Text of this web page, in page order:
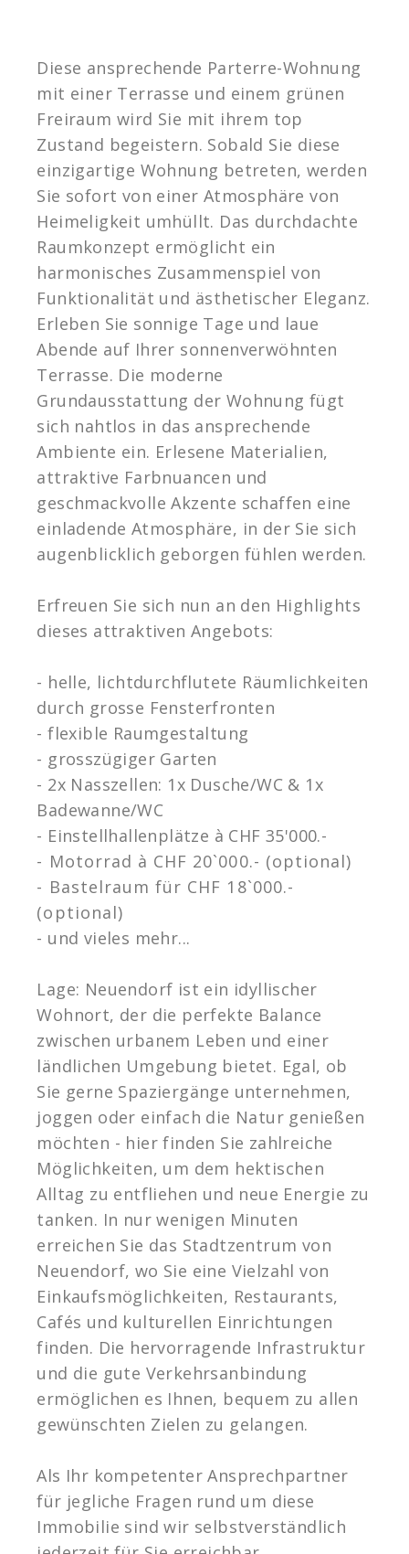
Diese ansprechende Parterre-Wohnung
mit einer Terrasse und einem grünen
Freiraum wird Sie mit ihrem top
Zustand begeistern. Sobald Sie diese
einzigartige Wohnung betreten, werden
Sie sofort von einer Atmosphäre von
Heimeligkeit umhüllt. Das durchdachte
Raumkonzept ermöglicht ein
harmonisches Zusammenspiel von
Funktionalität und ästhetischer Eleganz.
Erleben Sie sonnige Tage und laue
Abende auf Ihrer sonnenverwöhnten
Terrasse. Die moderne
Grundausstattung der Wohnung fügt
sich nahtlos in das ansprechende
Ambiente ein. Erlesene Materialien,
attraktive Farbnuancen und
geschmackvolle Akzente schaffen eine
einladende Atmosphäre, in der Sie sich
augenblicklich geborgen fühlen werden.
Erfreuen Sie sich nun an den Highlights
dieses attraktiven Angebots:
- helle, lichtdurchflutete Räumlichkeiten
durch grosse Fensterfronten
- flexible Raumgestaltung
- grosszügiger Garten
- 2x Nasszellen: 1x Dusche/WC & 1x
Badewanne/WC
- Einstellhallenplätze à CHF 35'000.-
- Motorrad à CHF 20`000.- (optional)
- Bastelraum für CHF 18`000.-
(optional)
- und vieles mehr...
Lage: Neuendorf ist ein idyllischer
Wohnort, der die perfekte Balance
zwischen urbanem Leben und einer
ländlichen Umgebung bietet. Egal, ob
Sie gerne Spaziergänge unternehmen,
joggen oder einfach die Natur genießen
möchten - hier finden Sie zahlreiche
Möglichkeiten, um dem hektischen
Alltag zu entfliehen und neue Energie zu
tanken. In nur wenigen Minuten
erreichen Sie das Stadtzentrum von
Neuendorf, wo Sie eine Vielzahl von
Einkaufsmöglichkeiten, Restaurants,
Cafés und kulturellen Einrichtungen
finden. Die hervorragende Infrastruktur
und die gute Verkehrsanbindung
ermöglichen es Ihnen, bequem zu allen
gewünschten Zielen zu gelangen.
Als Ihr kompetenter Ansprechpartner
für jegliche Fragen rund um diese
Immobilie sind wir selbstverständlich